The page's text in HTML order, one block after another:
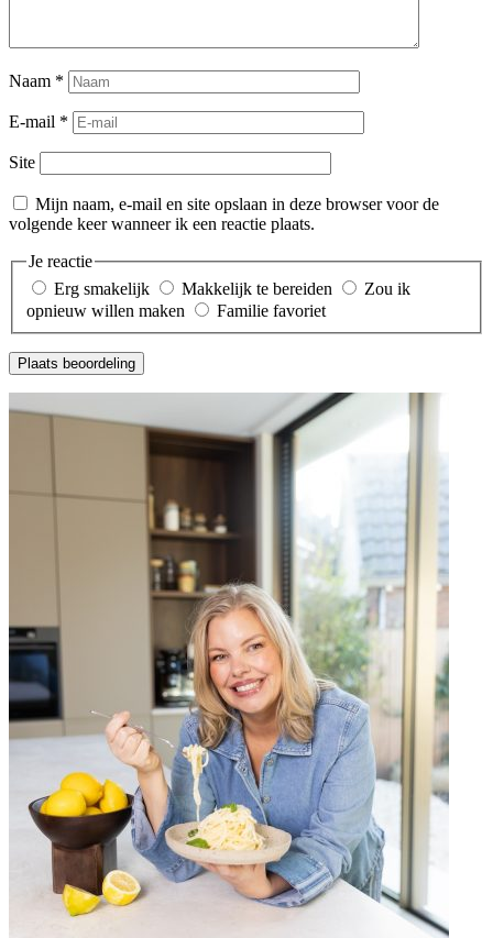
Naam *
E-mail *
Site
Mijn naam, e-mail en site opslaan in deze browser voor de
volgende keer wanneer ik een reactie plaats.
Je reactie
Erg smakelijk
Makkelijk te bereiden
Zou ik
opnieuw willen maken
Familie favoriet
Plaats beoordeling